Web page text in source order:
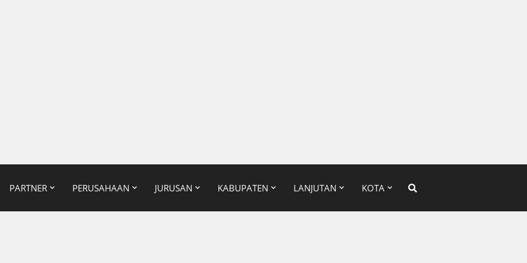
PARTNER PERUSAHAAN JURUSAN KABUPATEN LANJUTAN KOTA